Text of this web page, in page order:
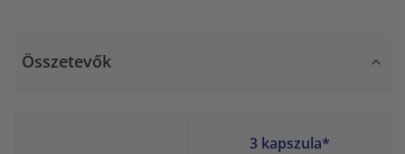
Összetevők
3 kapszula*